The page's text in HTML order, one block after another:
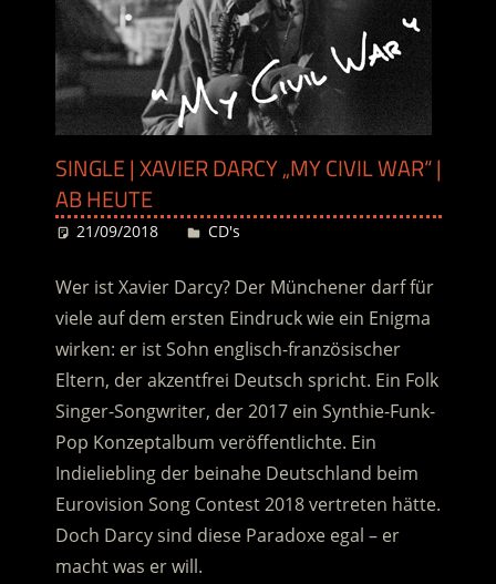
SINGLE | XAVIER DARCY „MY CIVIL WAR“ |
AB HEUTE
21/09/2018 Desiree
CD's
Wer ist Xavier Darcy? Der Münchener darf für
viele auf dem ersten Eindruck wie ein Enigma
wirken: er ist Sohn englisch-französischer
Eltern, der akzentfrei Deutsch spricht. Ein Folk
Singer-Songwriter, der 2017 ein Synthie-Funk-
Pop Konzeptalbum veröffentlichte. Ein
Indieliebling der beinahe Deutschland beim
Eurovision Song Contest 2018 vertreten hätte.
Doch Darcy sind diese Paradoxe egal – er
macht was er will.